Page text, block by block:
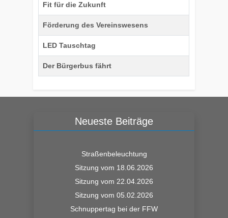
Fit für die Zukunft
Förderung des Vereinswesens
LED Tauschtag
Der Bürgerbus fährt
Neueste Beiträge
Straßenbeleuchtung
Sitzung vom 18.06.2026
Sitzung vom 22.04.2026
Sitzung vom 05.02.2026
Schnuppertag bei der FFW